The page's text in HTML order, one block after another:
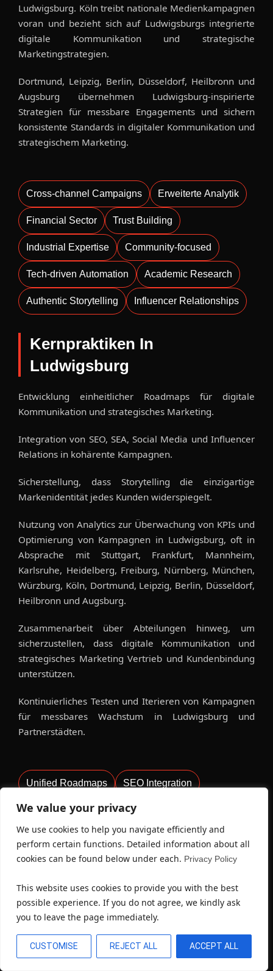
We value your privacy
We use cookies to help you navigate efficiently and
perform certain functions. Detailed information about all
cookies can be found below under each. Privacy Policy
This website uses cookies to provide you with the best
possible experience. If you do not agree, we kindly ask
you to leave the page immediately.
CUSTOMISE REJECT ALL ACCEPT ALL
Ludwigsburg. Köln treibt nationale Medienkampagnen
voran und bezieht sich auf Ludwigsburgs integrierte
digitale Kommunikation und strategische
Marketingstrategien.
Dortmund, Leipzig, Berlin, Düsseldorf, Heilbronn und
Augsburg übernehmen Ludwigsburg-inspirierte
Strategien für messbare Engagements und sichern
konsistente Standards in digitaler Kommunikation und
strategischem Marketing.
Cross-channel Campaigns Erweiterte Analytik
Financial Sector Trust Building
Industrial Expertise Community-focused
Tech-driven Automation Academic Research
Authentic Storytelling Influencer Relationships
Kernpraktiken In
Ludwigsburg
Entwicklung einheitlicher Roadmaps für digitale
Kommunikation und strategisches Marketing.
Integration von SEO, SEA, Social Media und Influencer
Relations in kohärente Kampagnen.
Sicherstellung, dass Storytelling die einzigartige
Markenidentität jedes Kunden widerspiegelt.
Nutzung von Analytics zur Überwachung von KPIs und
Optimierung von Kampagnen in Ludwigsburg, oft in
Absprache mit Stuttgart, Frankfurt, Mannheim,
Karlsruhe, Heidelberg, Freiburg, Nürnberg, München,
Würzburg, Köln, Dortmund, Leipzig, Berlin, Düsseldorf,
Heilbronn und Augsburg.
Zusammenarbeit über Abteilungen hinweg, um
sicherzustellen, dass digitale Kommunikation und
strategisches Marketing Vertrieb und Kundenbindung
unterstützen.
Kontinuierliches Testen und Iterieren von Kampagnen
für messbares Wachstum in Ludwigsburg und
Partnerstädten.
Unified Roadmaps SEO Integration
SEA Integration Social Media
Influencer-Beziehungen Markenidentität
Analytics Monitoring Campaign Optimization
Kundenbindung Measurable Growth
Tools & Techniken In
Ludwigsburg